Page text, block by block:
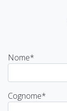
Nome*
Cognome*